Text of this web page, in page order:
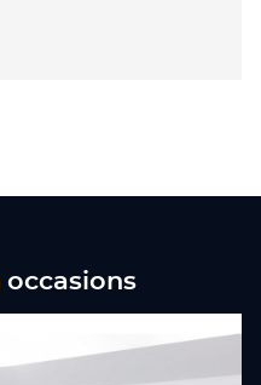
occasions